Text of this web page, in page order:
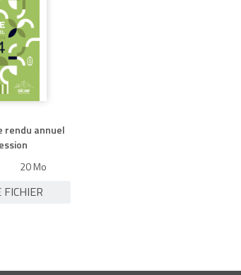
rendu annuel
20 Mo